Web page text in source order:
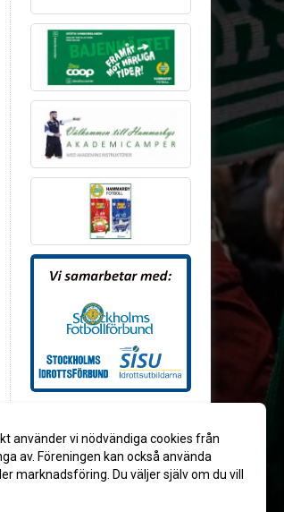
använder vi nödvändiga cookies från
av. Föreningen kan också använda
marknadsföring. Du väljer själv om du vill